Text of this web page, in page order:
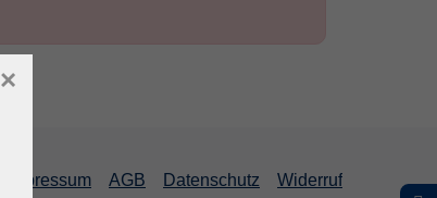
Impressum AGB Datenschutz Widerruf
×